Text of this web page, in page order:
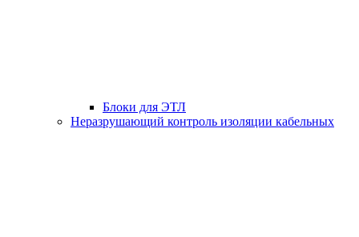
Блоки для ЭТЛ
Неразрушающий контроль изоляции кабельных